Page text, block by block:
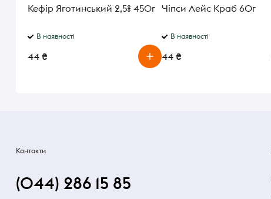
Кефір Яготинський 2,5% 450г
В наявності
44 ₴
Чіпси Лейс Краб 60г
В наявності
44 ₴
Контакти
(044) 286 15 85